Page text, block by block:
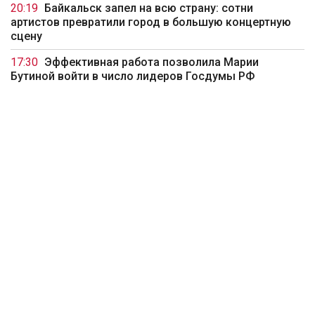
20:19 Байкальск запел на всю страну: сотни
артистов превратили город в большую концертную
сцену
17:30 Эффективная работа позволила Марии
Бутиной войти в число лидеров Госдумы РФ